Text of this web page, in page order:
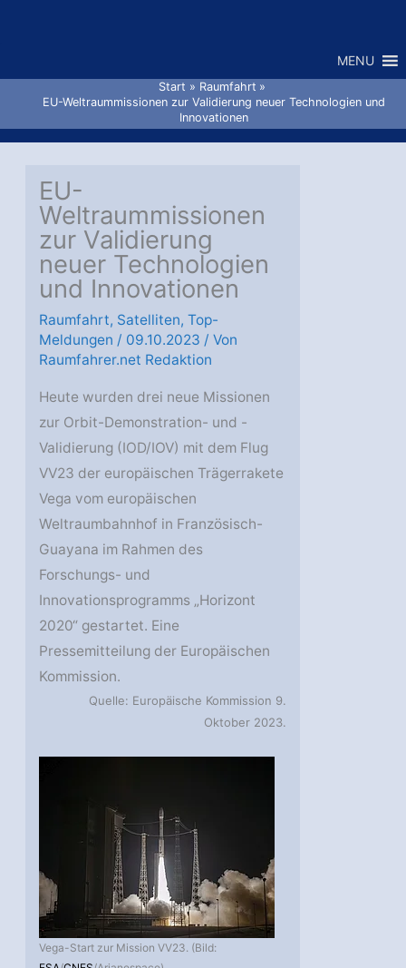
MENU
Start
Raumfahrt
EU-Weltraummissionen zur Validierung neuer Technologien und
Innovationen
EU-
Weltraummissionen
zur Validierung
neuer Technologien
und Innovationen
Raumfahrt, Satelliten,Top-
Meldungen / 09.10.2023 / Von
Raumfahrer.net Redaktion
Heute wurden drei neue Missionen
zur Orbit-Demonstration- und -
Validierung (IOD/IOV) mit dem Flug
VV23 der europäischen Trägerrakete
Vega vom europäischen
Weltraumbahnhof in Französisch-
Guayana im Rahmen des
Forschungs- und
Innovationsprogramms „Horizont
2020“ gestartet. Eine
Pressemitteilung der Europäischen
Kommission.
Quelle: Europäische Kommission 9.
Oktober 2023.
Vega-Start zur Mission VV23. (Bild: